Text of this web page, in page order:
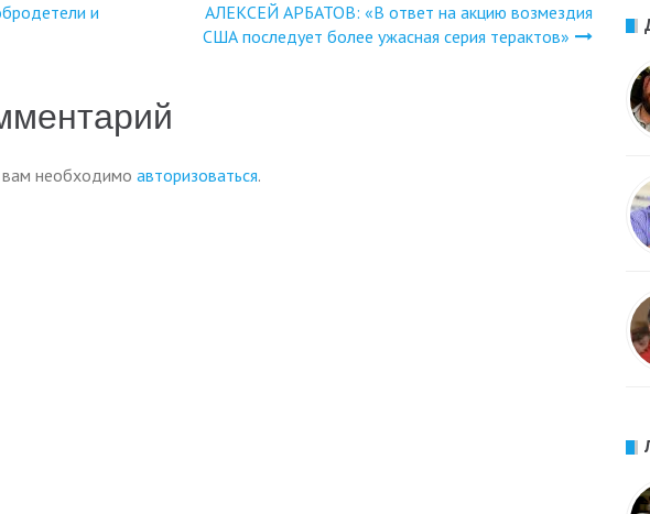
и
АЛЕКСЕЙ АРБАТОВ: «В ответ на акцию возмездия
США последует более ужасная серия терактов»
вам необходимо авторизоваться.